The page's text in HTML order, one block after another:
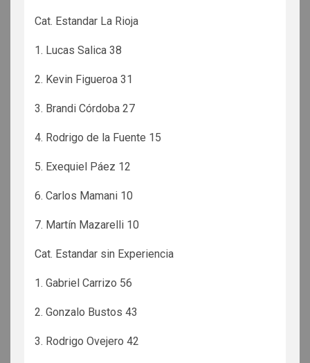
Cat. Estandar La Rioja
1. Lucas Salica 38
2. Kevin Figueroa 31
3. Brandi Córdoba 27
4. Rodrigo de la Fuente 15
5. Exequiel Páez 12
6. Carlos Mamani 10
7. Martín Mazarelli 10
Cat. Estandar sin Experiencia
1. Gabriel Carrizo 56
2. Gonzalo Bustos 43
3. Rodrigo Ovejero 42